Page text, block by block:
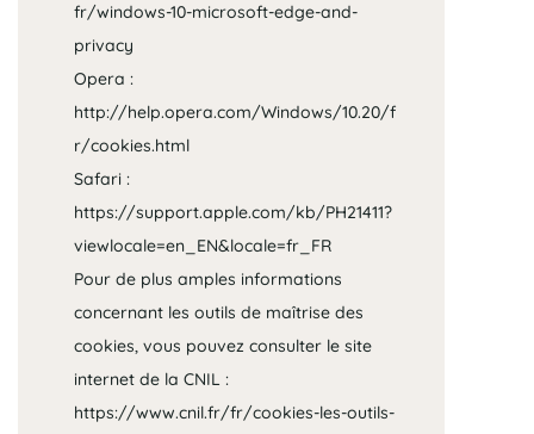
fr/windows-10-microsoft-edge-and-
privacy
Opera :
http://help.opera.com/Windows/10.20/f
r/cookies.html
Safari :
https://support.apple.com/kb/PH21411?
viewlocale=en_EN&locale=fr_FR
Pour de plus amples informations
concernant les outils de maîtrise des
cookies, vous pouvez consulter le site
internet de la CNIL :
https://www.cnil.fr/fr/cookies-les-outils-